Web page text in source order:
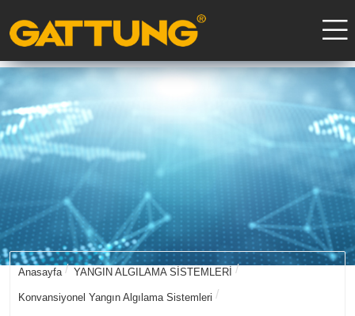
Anasayfa YANGIN ALGILAMA SİSTEMLERİ
Konvansiyonel Yangın Algılama Sistemleri